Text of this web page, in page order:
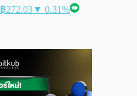
฿272.03▼ 0.31%